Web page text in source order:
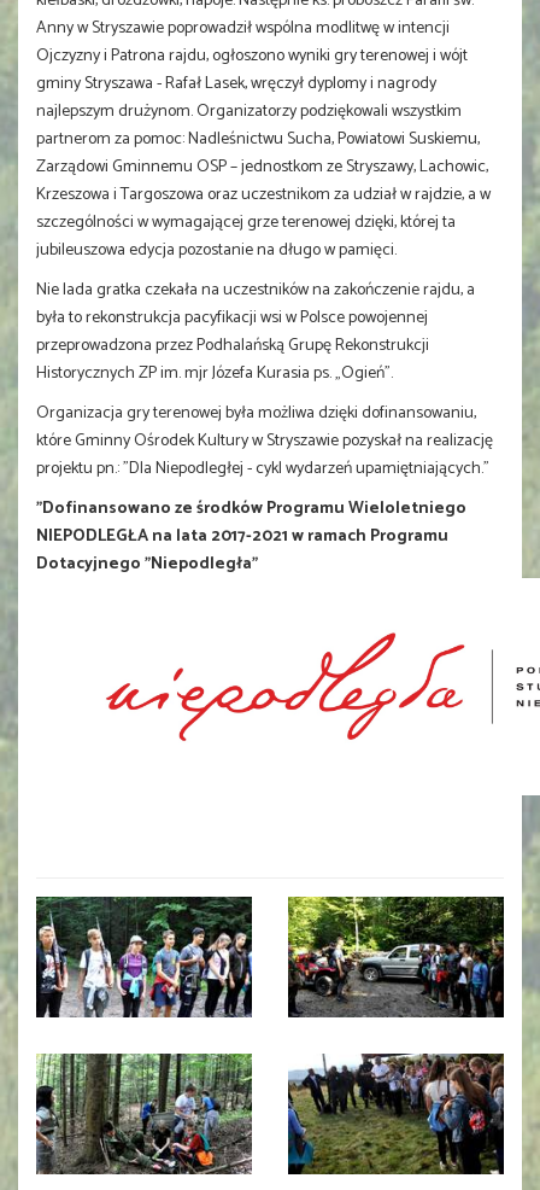
Anny w Stryszawie poprowadził wspólna modlitwę w intencji
Ojczyzny i Patrona rajdu, ogłoszono wyniki gry terenowej i wójt
gminy Stryszawa - Rafał Lasek, wręczył dyplomy i nagrody
najlepszym drużynom. Organizatorzy podziękowali wszystkim
partnerom za pomoc: Nadleśnictwu Sucha, Powiatowi Suskiemu,
Zarządowi Gminnemu OSP – jednostkom ze Stryszawy, Lachowic,
Krzeszowa i Targoszowa oraz uczestnikom za udział w rajdzie, a w
szczególności w wymagającej grze terenowej dzięki, której ta
jubileuszowa edycja pozostanie na długo w pamięci.
Nie lada gratka czekała na uczestników na zakończenie rajdu, a
była to rekonstrukcja pacyfikacji wsi w Polsce powojennej
przeprowadzona przez Podhalańską Grupę Rekonstrukcji
Historycznych ZP im. mjr Józefa Kurasia ps. „Ogień”.
Organizacja gry terenowej była możliwa dzięki dofinansowaniu,
które Gminny Ośrodek Kultury w Stryszawie pozyskał na realizację
projektu pn.: "Dla Niepodległej - cykl wydarzeń upamiętniających."
"Dofinansowano ze środków Programu Wieloletniego
NIEPODLEGŁA na lata 2017-2021 w ramach Programu
Dotacyjnego "Niepodległa"